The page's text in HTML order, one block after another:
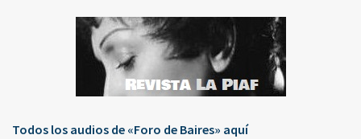
Todos los audios de «Foro de Baires» aquí